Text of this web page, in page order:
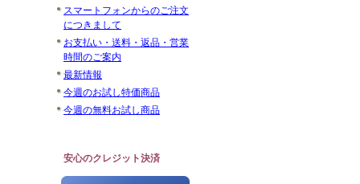
スマートフォンからのご注文
につきまして
お支払い・送料・返品・営業
時間のご案内
最新情報
今週のお試し特価商品
今週の無料お試し商品
安心のクレジット決済